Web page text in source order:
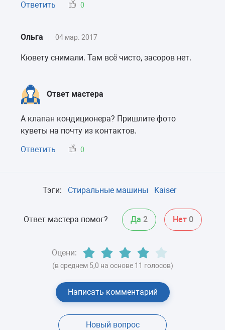
Ответить
0
Ольга 04 мар. 2017
Кювету снимали. Там всё чисто, засоров нет.
Ответ мастера
А клапан кондиционера? Пришлите фото
куветы на почту из контактов.
Ответить
0
Тэги: Стиральные машины Kaiser
Ответ мастера помог? Да 2 Нет 0
Оцени:
(в среднем 5,0 на основе 11 голосов)
Написать комментарий
Новый вопрос